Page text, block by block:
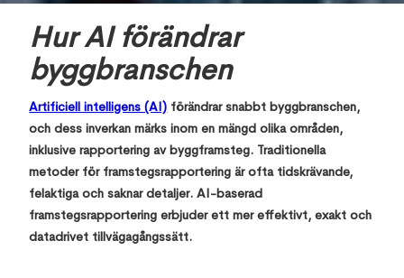
Hur AI förändrar
byggbranschen
Artificiell intelligens (AI) förändrar snabbt byggbranschen,
och dess inverkan märks inom en mängd olika områden,
inklusive rapportering av byggframsteg. Traditionella
metoder för framstegsrapportering är ofta tidskrävande,
felaktiga och saknar detaljer. AI-baserad
framstegsrapportering erbjuder ett mer effektivt, exakt och
datadrivet tillvägagångssätt.